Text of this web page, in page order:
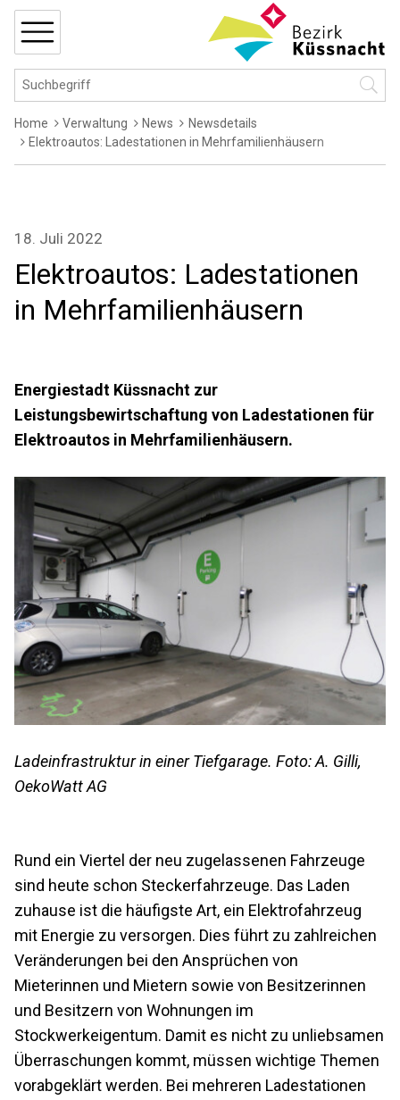
Navigieren in Küssnacht
Schnellnavigation
Hauptnavigation
Suchbegriff
Breadcrumb
Home Verwaltung News
Newsdetails
Elektroautos: Ladestationen in Mehrfamilienhäusern
Elektroautos: Ladestationen
in Mehrfamilienhäusern
18. Juli 2022
Energiestadt Küssnacht zur
Leistungsbewirtschaftung von Ladestationen für
Elektroautos in Mehrfamilienhäusern.
Ladeinfrastruktur in einer Tiefgarage. Foto: A. Gilli,
OekoWatt AG
Rund ein Viertel der neu zugelassenen Fahrzeuge
sind heute schon Steckerfahrzeuge. Das Laden
zuhause ist die häufigste Art, ein Elektrofahrzeug
mit Energie zu versorgen. Dies führt zu zahlreichen
Veränderungen bei den Ansprüchen von
Mieterinnen und Mietern sowie von Besitzerinnen
und Besitzern von Wohnungen im
Stockwerkeigentum. Damit es nicht zu unliebsamen
Überraschungen kommt, müssen wichtige Themen
vorabgeklärt werden. Bei mehreren Ladestationen